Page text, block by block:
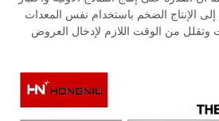
إلى الإنتاج الضخم باستخدام نفس المعدات
وتقلل من الوقت اللازم لإدخال العروض